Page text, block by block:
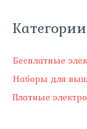
а
ь
:
Бесплатные
Наборы для
Платные